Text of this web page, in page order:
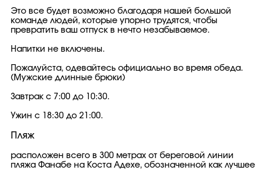
Это все будет возможно благодаря нашей большой
команде людей, которые упорно трудятся, чтобы
превратить ваш отпуск в нечто незабываемое.
Напитки не включены.
Пожалуйста, одевайтесь официально во время обеда.
(Мужские длинные брюки)
Завтрак с 7:00 до 10:30.
Ужин с 18:30 до 21:00.
Пляж
расположен всего в 300 метрах от береговой линии
пляжа Фанабе на Коста Адехе, обозначенной как лучшее